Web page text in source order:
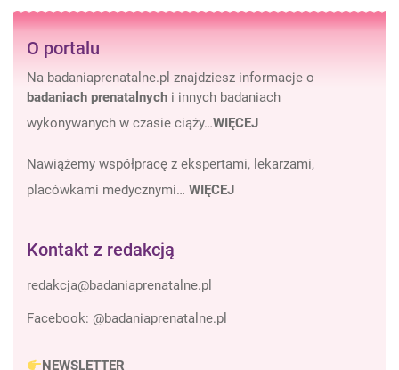
O portalu
Na badaniaprenatalne.pl znajdziesz informacje o
badaniach prenatalnych i innych badaniach
wykonywanych w czasie ciąży…WIĘCEJ
Nawiążemy współpracę z ekspertami, lekarzami,
placówkami medycznymi… WIĘCEJ
Kontakt z redakcją
Facebook: @badaniaprenatalne.pl
NEWSLETTER